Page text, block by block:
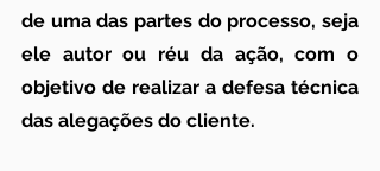
de uma das partes do processo, seja
ele autor ou réu da ação, com o
objetivo de realizar a defesa técnica
das alegações do cliente.